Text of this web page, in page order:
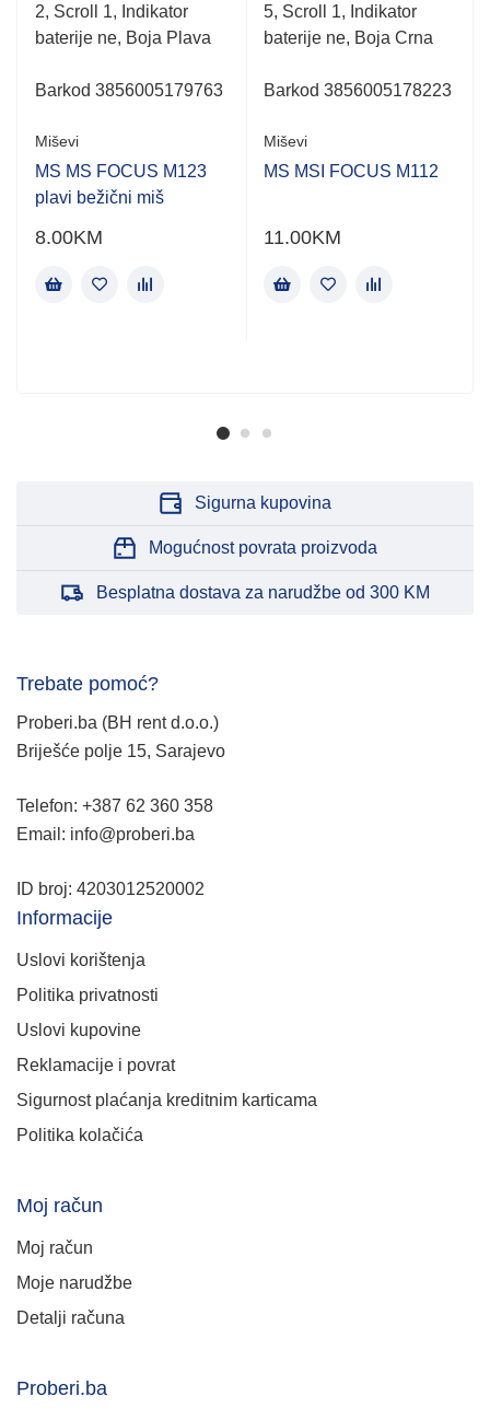
2, Scroll 1, Indikator
baterije ne, Boja Plava
Barkod 3856005179763
Miševi
MS MS FOCUS M123
plavi bežični miš
8.00KM
5, Scroll 1, Indikator
baterije ne, Boja Crna
Barkod 3856005178223
Miševi
MS MSI FOCUS M112
11.00KM
Sigurna kupovina
Mogućnost povrata proizvoda
Besplatna dostava za narudžbe od 300 KM
Trebate pomoć?
Proberi.ba (BH rent d.o.o.)
Briješće polje 15, Sarajevo
Telefon: +387 62 360 358
Email: info@proberi.ba
ID broj: 4203012520002
Informacije
Uslovi korištenja
Politika privatnosti
Uslovi kupovine
Reklamacije i povrat
Sigurnost plaćanja kreditnim karticama
Politika kolačića
Moj račun
Moj račun
Moje narudžbe
Detalji računa
Proberi.ba